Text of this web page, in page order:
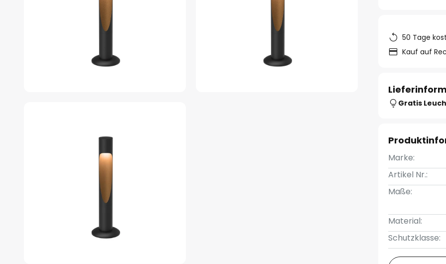
50 Tage
Kauf auf
Gratis
Marke:
Artikel Nr.:
Maße:
Material:
Schutzklasse: